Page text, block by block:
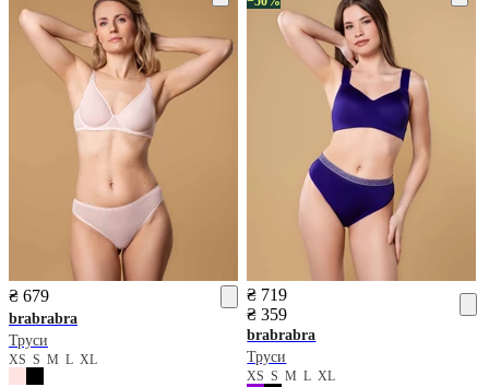
₴ 679
brabrabra
Труси
XS S M L XL
₴ 719
₴ 359
brabrabra
Труси
XSSMLXL